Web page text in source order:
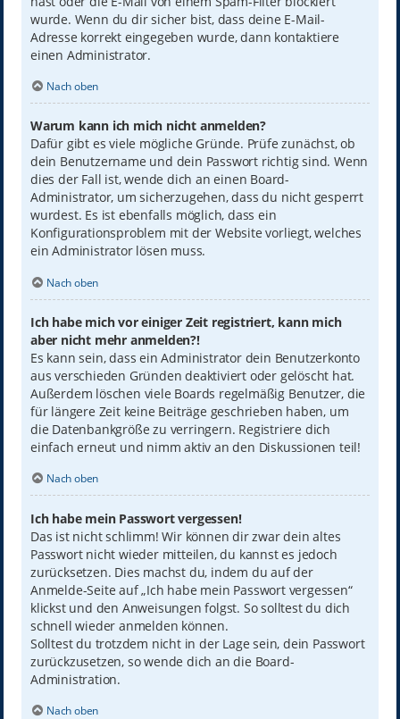
wurde. Wenn du dir sicher bist, dass deine E-Mail-
Adresse korrekt eingegeben wurde, dann kontaktiere
einen Administrator.
Nach oben
Warum kann ich mich nicht anmelden?
Dafür gibt es viele mögliche Gründe. Prüfe zunächst, ob
dein Benutzername und dein Passwort richtig sind. Wenn
dies der Fall ist, wende dich an einen Board-
Administrator, um sicherzugehen, dass du nicht gesperrt
wurdest. Es ist ebenfalls möglich, dass ein
Konfigurationsproblem mit der Website vorliegt, welches
ein Administrator lösen muss.
Nach oben
Ich habe mich vor einiger Zeit registriert, kann mich
aber nicht mehr anmelden?!
Es kann sein, dass ein Administrator dein Benutzerkonto
aus verschieden Gründen deaktiviert oder gelöscht hat.
Außerdem löschen viele Boards regelmäßig Benutzer, die
für längere Zeit keine Beiträge geschrieben haben, um
die Datenbankgröße zu verringern. Registriere dich
einfach erneut und nimm aktiv an den Diskussionen teil!
Nach oben
Ich habe mein Passwort vergessen!
Das ist nicht schlimm! Wir können dir zwar dein altes
Passwort nicht wieder mitteilen, du kannst es jedoch
zurücksetzen. Dies machst du, indem du auf der
Anmelde-Seite auf „Ich habe mein Passwort vergessen“
klickst und den Anweisungen folgst. So solltest du dich
schnell wieder anmelden können.
Solltest du trotzdem nicht in der Lage sein, dein Passwort
zurückzusetzen, so wende dich an die Board-
Administration.
Nach oben